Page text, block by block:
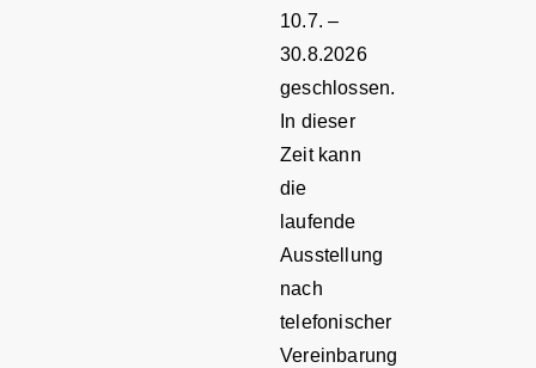
10.7. –
30.8.2026
geschlossen.
In dieser
Zeit kann
die
laufende
Ausstellung
nach
telefonischer
Vereinbarung